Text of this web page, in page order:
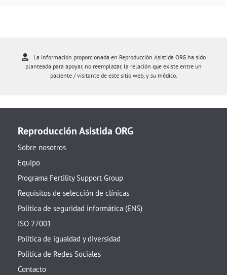
La información proporcionada en Reproducción Asistida ORG ha sido
planteada para apoyar, no reemplazar, la relación que existe entre un
paciente / visitante de este sitio web, y su médico.
Reproducción Asistida ORG
Sobre nosotros
Equipo
Programa Fertility Support Group
Requisitos de selección de clínicas
Política de seguridad informática (ENS)
ISO 27001
Política de igualdad y diversidad
Política de Redes Sociales
Contacto